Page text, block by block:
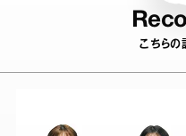
こちらの